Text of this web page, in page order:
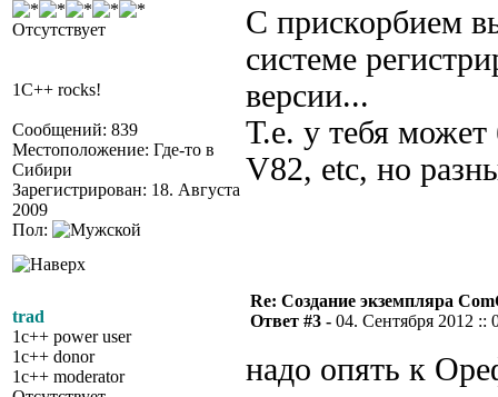
Отсутствует
1C++ rocks!
Сообщений: 839
Местоположение: Где-то в
Сибири
Зарегистрирован: 18. Августа
2009
Пол:
С прискорбием
системе
версии...
Т.е. у тебя
V82, etc, но
trad
1c++ power user
1c++ donor
1c++ moderator
Re: Создание экземпляра
Ответ #3 - 04. Сентября 2012 ::
надо опять к